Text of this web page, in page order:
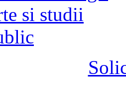
si studii